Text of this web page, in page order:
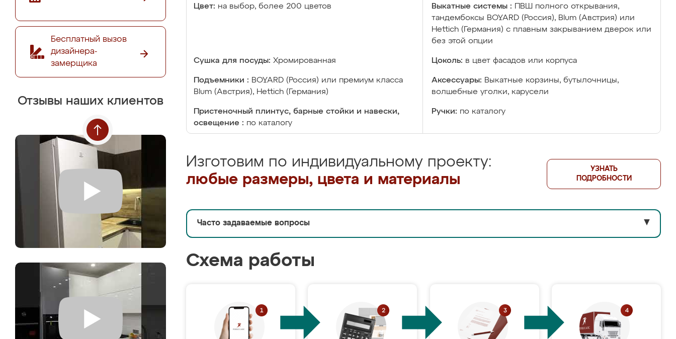
Бесплатный вызов
дизайнера-
замерщика
Отзывы наших клиентов
Цвет: на выбор, более 200 цветов Выкатные системы :
ПВШ полного открывания,
тандембоксы BOYARD (Россия), Blum (Австрия) или
Hettich (Германия) с плавным закрыванием дверок или
без этой опции
Сушка для посуды: Хромированная Цоколь: в цвет фасадов или корпуса
Подъемники : BOYARD (Россия) или премиум класса
Blum (Австрия), Hettich (Германия)
Аксессуары: Выкатные корзины, бутылочницы,
волшебные уголки, карусели
Пристеночный плинтус, барные стойки и навески,
освещение : по каталогу
Ручки: по каталогу
Изготовим по индивидуальному проекту:
любые размеры, цвета и материалы
УЗНАТЬ
ПОДРОБНОСТИ
Часто задаваемые вопросы ▼
Схема работы